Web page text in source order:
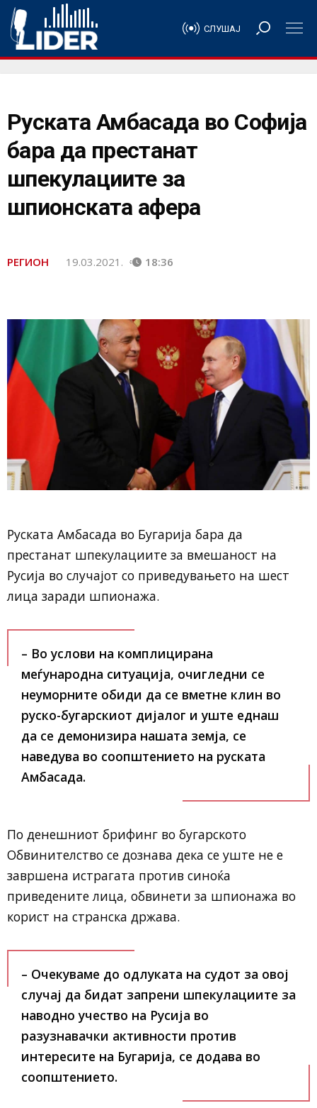
СЛУШАЈ
Руската Амбасада во Софија
бара да престанат
шпекулациите за
шпионската афера
РЕГИОН 19.03.2021. 18:36
Руската Амбасада во Бугарија бара да
престанат шпекулациите за вмешаност на
Русија во случајот со приведувањето на шест
лица заради шпионажа.
– Во услови на комплицирана
меѓународна ситуација, очигледни се
неуморните обиди да се вметне клин во
руско-бугарскиот дијалог и уште еднаш
да се демонизира нашата земја, се
наведува во соопштението на руската
Амбасада.
По денешниот брифинг во бугарското
Обвинителство се дознава дека се уште не е
завршена истрагата против синоќа
приведените лица, обвинети за шпионажа во
корист на странска држава.
– Очекуваме до одлуката на судот за овој
случај да бидат запрени шпекулациите за
наводно учество на Русија во
разузнавачки активности против
интересите на Бугарија, се додава во
соопштението.